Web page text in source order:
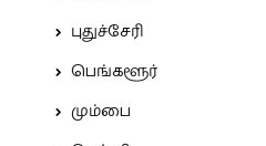
புதுச்சேரி
பெங்களூர்
மும்பை